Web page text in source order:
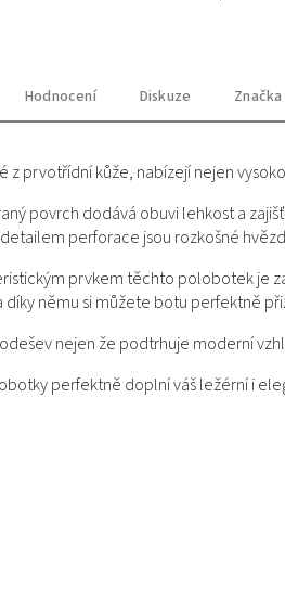
Hodnocení Diskuze Značka
z prvotřídní kůže, nabízejí nejen
povrch dodává obuvi lehkost a
perforace jsou rozkošné
prvkem těchto polobotek je
díky němu si můžete botu perfektně
nejen že podtrhuje moderní
perfektně doplní váš ležérní i